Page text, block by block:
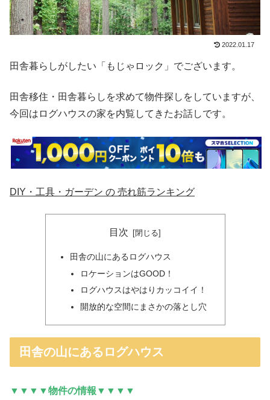
2022.01.17
田舎暮らしがしたい「もじゃロック」でございます。
田舎移住・田舎暮らしを求めて物件探しをしていますが、
今回はログハウスの家を内覧してきたお話しです。
DIY・工具・ガーデン の 売れ筋ランキング
目次
田舎の山にあるログハウス
ロケーションはGOOD！
ログハウスはやはりカッコイイ！
開放的な空間にまさかの落とし穴
田舎の山にあるログハウス
▼▼▼▼物件の情報▼▼▼▼